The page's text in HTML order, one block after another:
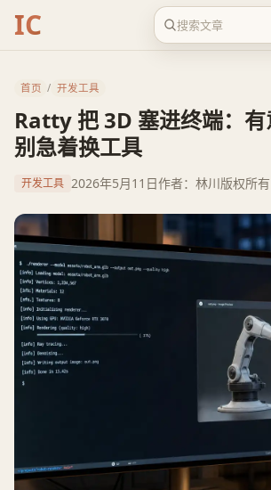
IC
首页 / 开发工具
Ratty 把 3D 塞进终端：
别急着换工具
开发工具 2026年5月11日作者：林川版权所